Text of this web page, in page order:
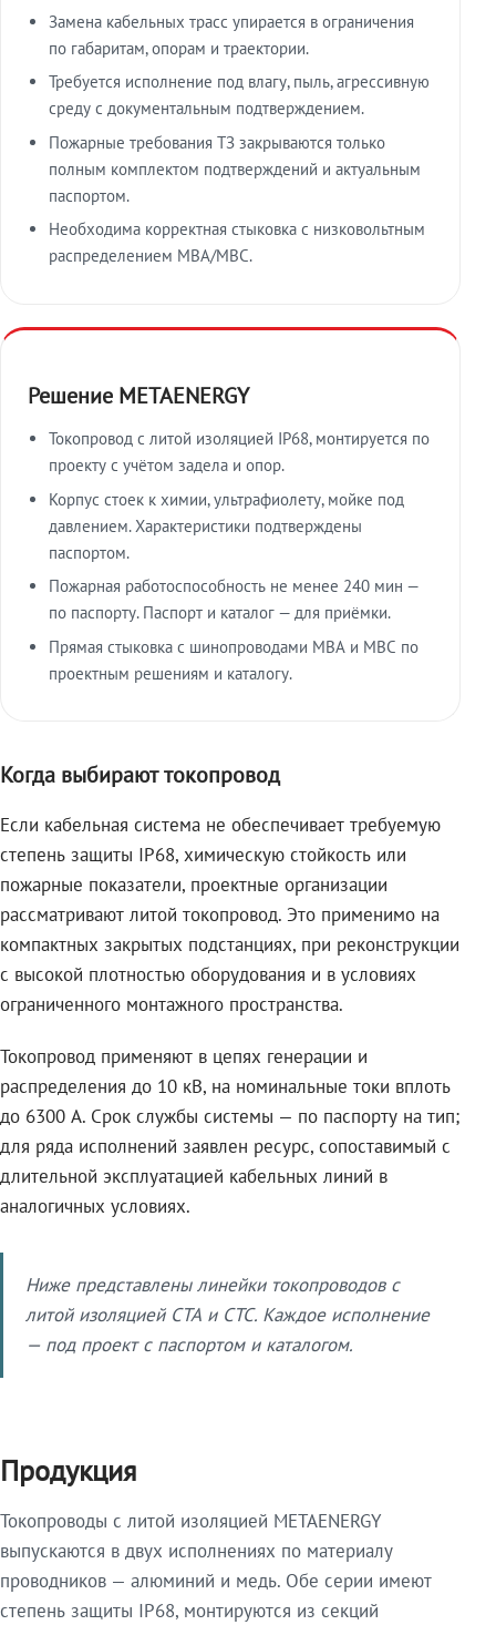
Замена кабельных трасс упирается в ограничения
по габаритам, опорам и траектории.
Требуется исполнение под влагу, пыль, агрессивную
среду с документальным подтверждением.
Пожарные требования ТЗ закрываются только
полным комплектом подтверждений и актуальным
паспортом.
Необходима корректная стыковка с низковольтным
распределением МВА/МВС.
Решение METAENERGY
Токопровод с литой изоляцией IP68, монтируется по
проекту с учётом задела и опор.
Корпус стоек к химии, ультрафиолету, мойке под
давлением. Характеристики подтверждены
паспортом.
Пожарная работоспособность не менее 240 мин —
по паспорту. Паспорт и каталог — для приёмки.
Прямая стыковка с шинопроводами МВА и МВС по
проектным решениям и каталогу.
Когда выбирают токопровод
Если кабельная система не обеспечивает требуемую
степень защиты IP68, химическую стойкость или
пожарные показатели, проектные организации
рассматривают литой токопровод. Это применимо на
компактных закрытых подстанциях, при реконструкции
с высокой плотностью оборудования и в условиях
ограниченного монтажного пространства.
Токопровод применяют в цепях генерации и
распределения до 10 кВ, на номинальные токи вплоть
до 6300 А. Срок службы системы — по паспорту на тип;
для ряда исполнений заявлен ресурс, сопоставимый с
длительной эксплуатацией кабельных линий в
аналогичных условиях.
Ниже представлены линейки токопроводов с
литой изоляцией СТА и СТС. Каждое исполнение
— под проект с паспортом и каталогом.
Продукция
Токопроводы с литой изоляцией METAENERGY
выпускаются в двух исполнениях по материалу
проводников — алюминий и медь. Обе серии имеют
степень защиты IP68, монтируются из секций